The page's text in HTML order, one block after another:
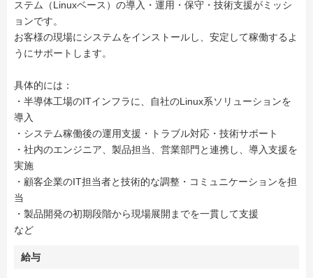
ステム（Linuxベース）の導入・運用・保守・技術支援がミッシ
ョンです。
お客様の現場にシステムをインストールし、安定して稼働するよ
うにサポートします。
具体的には：
・半導体工場のITインフラに、自社のLinux系ソリューションを
導入
・システム稼働後の運用支援・トラブル対応・技術サポート
・社内のエンジニア、製品担当、営業部門と連携し、導入支援を
実施
・顧客企業のIT担当者と技術的な調整・コミュニケーションを担
当
・製品開発の初期段階から現場展開までを一貫して支援
など
給与